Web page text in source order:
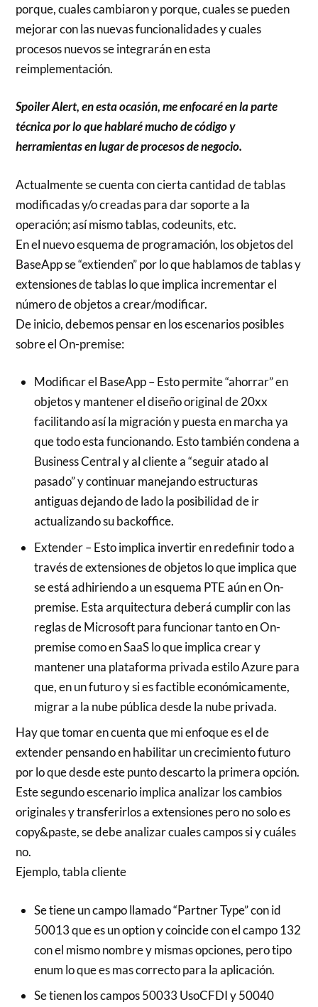
porque, cuales cambiaron y porque, cuales se pueden
mejorar con las nuevas funcionalidades y cuales
procesos nuevos se integrarán en esta
reimplementación.
Spoiler Alert, en esta ocasión, me enfocaré en la parte
técnica por lo que hablaré mucho de código y
herramientas en lugar de procesos de negocio.
Actualmente se cuenta con cierta cantidad de tablas
modificadas y/o creadas para dar soporte a la
operación; así mismo tablas, codeunits, etc.
En el nuevo esquema de programación, los objetos del
BaseApp se “extienden” por lo que hablamos de tablas y
extensiones de tablas lo que implica incrementar el
número de objetos a crear/modificar.
De inicio, debemos pensar en los escenarios posibles
sobre el On-premise:
Modificar el BaseApp – Esto permite “ahorrar” en
objetos y mantener el diseño original de 20xx
facilitando así la migración y puesta en marcha ya
que todo esta funcionando. Esto también condena a
Business Central y al cliente a “seguir atado al
pasado” y continuar manejando estructuras
antiguas dejando de lado la posibilidad de ir
actualizando su backoffice.
Extender – Esto implica invertir en redefinir todo a
través de extensiones de objetos lo que implica que
se está adhiriendo a un esquema PTE aún en On-
premise. Esta arquitectura deberá cumplir con las
reglas de Microsoft para funcionar tanto en On-
premise como en SaaS lo que implica crear y
mantener una plataforma privada estilo Azure para
que, en un futuro y si es factible económicamente,
migrar a la nube pública desde la nube privada.
Hay que tomar en cuenta que mi enfoque es el de
extender pensando en habilitar un crecimiento futuro
por lo que desde este punto descarto la primera opción.
Este segundo escenario implica analizar los cambios
originales y transferirlos a extensiones pero no solo es
copy&paste, se debe analizar cuales campos si y cuáles
no.
Ejemplo, tabla cliente
Se tiene un campo llamado “Partner Type” con id
50013 que es un option y coincide con el campo 132
con el mismo nombre y mismas opciones, pero tipo
enum lo que es mas correcto para la aplicación.
Se tienen los campos 50033 UsoCFDI y 50040